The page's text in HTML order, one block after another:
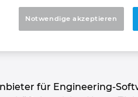
für Engineering-
Notwendige akzeptieren